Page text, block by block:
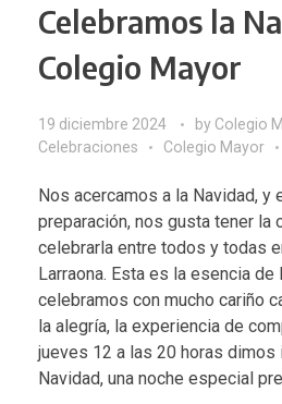
Celebramos la
Colegio Mayor
19 diciembre 2024 by Colegio
Celebraciones
Colegio Mayor
Nos acercamos a la Navidad, y
preparación, nos gusta tener la
celebrarla entre todos y todas
Larraona. Esta es la esencia de
celebramos con mucho cariño
la alegría, la experiencia de
jueves 12 a las 20 horas dimos
Navidad, una noche especial